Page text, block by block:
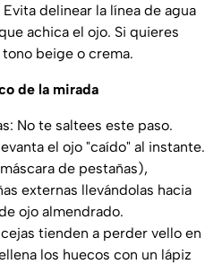
delinear la línea de agua
achica el ojo. Si quieres
beige o crema.
de la mirada
No te saltees este paso.
el ojo "caído" al instante.
de pestañas),
externas llevándolas hacia
ojo almendrado.
tienden a perder vello en
los huecos con un lápiz